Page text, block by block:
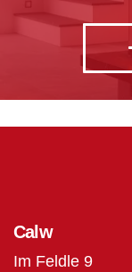
Calw
Im Feldle 9